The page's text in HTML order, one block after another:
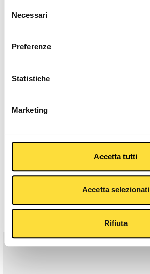
delNecessari
Preferenze
Statistiche
Marketing
Accetta tutti
Accetta selezionati
Rifiuta
Description
Related Products